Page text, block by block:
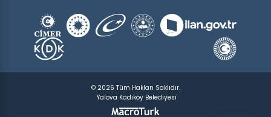
© 2026 Tüm Hakları Saklıdır.
Yalova Kadıköy Belediyesi